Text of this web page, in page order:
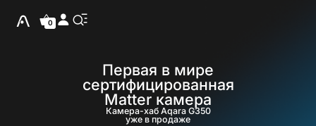
0
Первая в мире
сертифицированная
Matter камера
Камера-хаб Aqara G350
уже в продаже